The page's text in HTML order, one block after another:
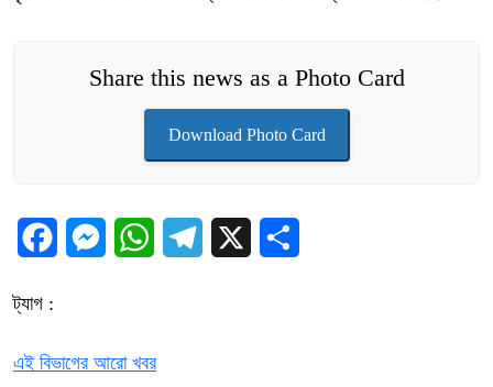
Share this news as a Photo Card
Download Photo Card
FacebookMessengerWhatsAppTelegram
ট্যাগ :
এই বিভাগের আরো খবর